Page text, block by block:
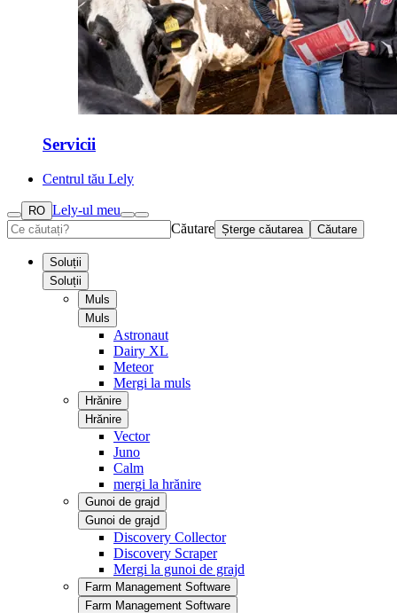
Servicii
Centrul tău Lely
RO Lely-ul meu
Căutare Șterge căutarea Căutare
Soluții
Soluții
Muls
Muls
Astronaut
Dairy XL
Meteor
Mergi la muls
Hrănire
Hrănire
Vector
Juno
Calm
mergi la hrănire
Gunoi de grajd
Gunoi de grajd
Discovery Collector
Discovery Scraper
Mergi la gunoi de grajd
Farm Management Software
Farm Management Software